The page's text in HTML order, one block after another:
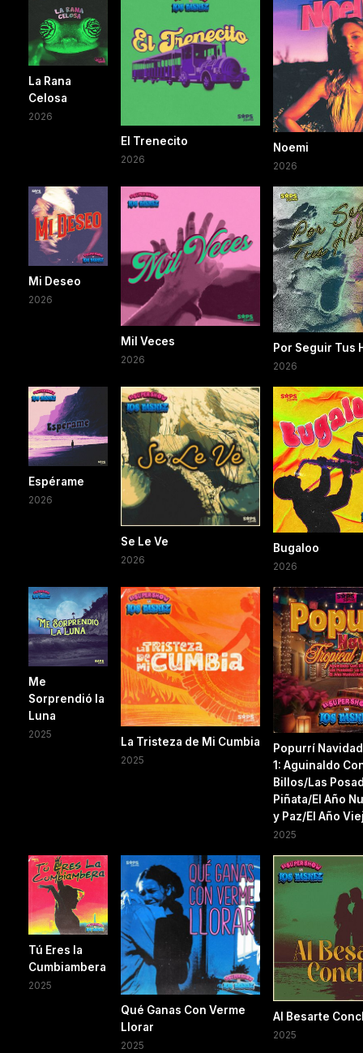
La Rana
Celosa
2026
El Trenecito
2026
Noemi
2026
Mi Deseo
2026
Mil Veces
2026
Por Seguir Tus
2026
Espérame
2026
Se Le Ve
2026
Bugaloo
2026
Me
Sorprendió la
Luna
2025
La Tristeza de Mi Cumbia
2025
Popurrí
1: Aguinaldo
Billos/Las
Piñata/El Año
y Paz/El Año
2025
Tú Eres la
Cumbiambera
2025
Qué Ganas Con Verme
Llorar
2025
Al Besarte
2025